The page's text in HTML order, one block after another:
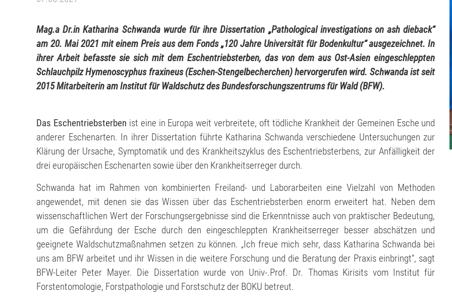
Mag.a Dr.in Katharina Schwanda wurde für ihre Dissertation „Pathological investigations on ash dieback“
am 20. Mai 2021 mit einem Preis aus dem Fonds „120 Jahre Universität für Bodenkultur“ ausgezeichnet. In
ihrer Arbeit befasste sie sich mit dem Eschentriebsterben, das von dem aus Ost-Asien eingeschleppten
Schlauchpilz Hymenoscyphus fraxineus (Eschen-Stengelbecherchen) hervorgerufen wird. Schwanda ist seit
2015 Mitarbeiterin am Institut für Waldschutz des Bundesforschungszentrums für Wald (BFW).
Das Eschentriebsterben ist eine in Europa weit verbreitete, oft tödliche Krankheit der Gemeinen Esche und
anderer Eschenarten. In ihrer Dissertation führte Katharina Schwanda verschiedene Untersuchungen zur
Klärung der Ursache, Symptomatik und des Krankheitszyklus des Eschentriebsterbens, zur Anfälligkeit der
drei europäischen Eschenarten sowie über den Krankheitserreger durch.
Schwanda hat im Rahmen von kombinierten Freiland- und Laborarbeiten eine Vielzahl von Methoden
angewendet, mit denen sie das Wissen über das Eschentriebsterben enorm erweitert hat. Neben dem
wissenschaftlichen Wert der Forschungsergebnisse sind die Erkenntnisse auch von praktischer Bedeutung,
um die Gefährdung der Esche durch den eingeschleppten Krankheitserreger besser abschätzen und
geeignete Waldschutzmaßnahmen setzen zu können. „Ich freue mich sehr, dass Katharina Schwanda bei
uns am BFW arbeitet und ihr Wissen in die weitere Forschung und die Beratung der Praxis einbringt“, sagt
BFW-Leiter Peter Mayer. Die Dissertation wurde von Univ-.Prof. Dr. Thomas Kirisits vom Institut für
Forstentomologie, Forstpathologie und Forstschutz der BOKU betreut.